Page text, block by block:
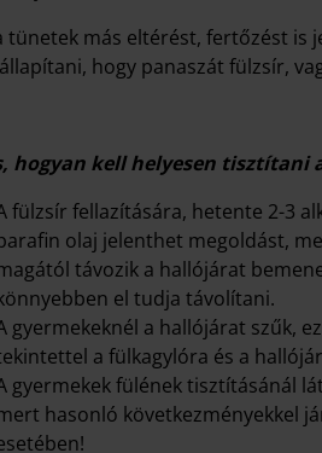
tünetek más eltérést, fertőzést is
hogy panaszát fülzsír,
hogyan kell helyesen tisztítani
fülzsír fellazítására, hetente 2-3
olaj jelenthet megoldást,
távozik a hallójárat
el tudja távolítani.
gyermekeknél a hallójárat szűk,
a fülkagylóra és a
gyermekek fülének tisztításánál
hasonló következményekkel